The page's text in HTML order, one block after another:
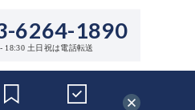
6264-1890
18:30 土日祝は電話転送